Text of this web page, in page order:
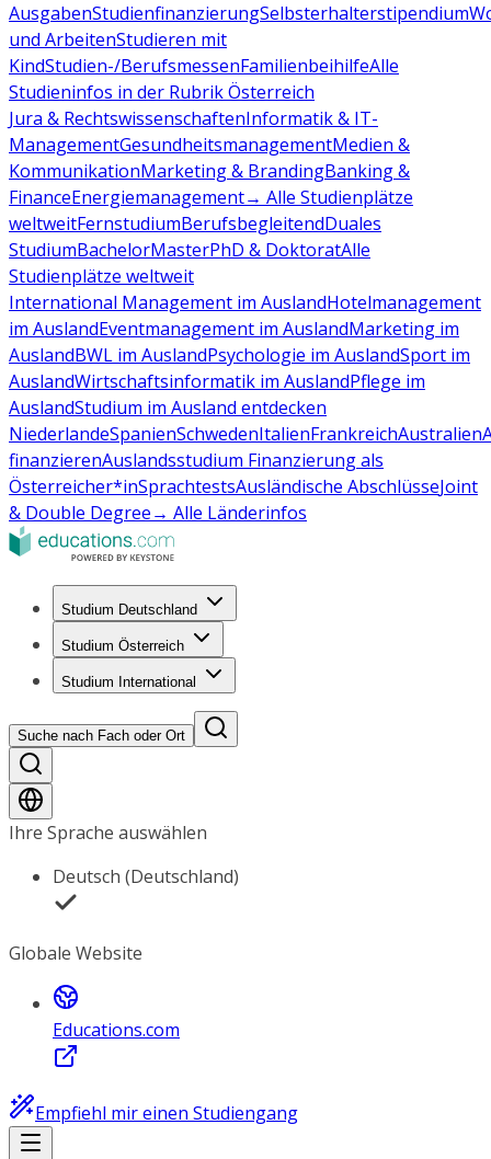
AusgabenStudienfinanzierungSelbsterhalterstipendium
und ArbeitenStudieren mit
KindStudien-/BerufsmessenFamilienbeihilfeAlle
Studieninfos in der Rubrik Österreich
Jura & RechtswissenschaftenInformatik & IT-
ManagementGesundheitsmanagementMedien &
KommunikationMarketing & BrandingBanking &
FinanceEnergiemanagement→ Alle Studienplätze
weltweitFernstudiumBerufsbegleitendDuales
StudiumBachelorMasterPhD & DoktoratAlle
Studienplätze weltweit
International Management im AuslandHotelmanagement
im AuslandEventmanagement im AuslandMarketing im
AuslandBWL im AuslandPsychologie im AuslandSport im
AuslandWirtschaftsinformatik im AuslandPflege im
AuslandStudium im Ausland entdecken
NiederlandeSpanienSchwedenItalienFrankreichAustralien
finanzierenAuslandsstudium Finanzierung als
Österreicher*inSprachtestsAusländische AbschlüsseJoint
& Double Degree→ Alle Länderinfos
Studium Deutschland
Studium Österreich
Studium International
Suche nach Fach oder Ort
Ihre Sprache auswählen
Deutsch (Deutschland)
Globale Website
Educations.com
Empfiehl mir einen Studiengang